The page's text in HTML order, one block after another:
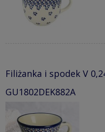
Filiżanka i spodek V
GU1802DEK882A